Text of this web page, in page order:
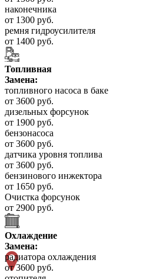
наконечника
от 1300 руб.
ремня гидроусилителя
от 1400 руб.
Топливная
Замена:
топливного насоса в баке
от 3600 руб.
дизельных форсунок
от 1900 руб.
бензонасоса
от 3600 руб.
датчика уровня топлива
от 3600 руб.
бензинового инжектора
от 1650 руб.
Очистка форсунок
от 2900 руб.
Охлаждение
Замена:
радиатора охлаждения
от 3600 руб.